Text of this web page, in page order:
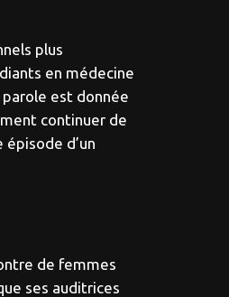
plus
en médecine
est donnée
continuer de
d’un
de femmes
ses auditrices